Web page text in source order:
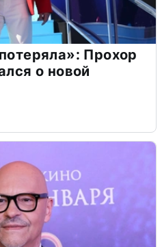
Прохор
о новой